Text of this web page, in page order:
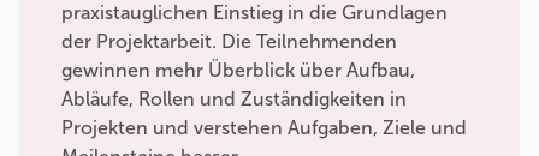
praxistauglichen Einstieg in die Grundlagen
der Projektarbeit. Die Teilnehmenden
gewinnen mehr Überblick über Aufbau,
Abläufe, Rollen und Zuständigkeiten in
Projekten und verstehen Aufgaben, Ziele und